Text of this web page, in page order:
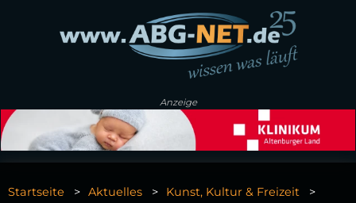
Anzeige
Startseite Aktuelles
Kunst, Kultur & Freizeit